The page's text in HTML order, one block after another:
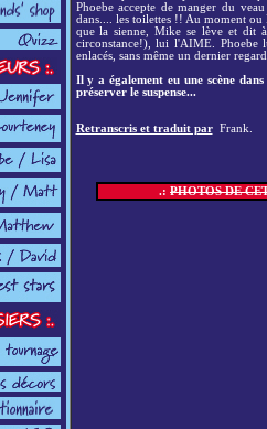
Phoebe accepte de manger du
dans.... les toilettes !! Au moment
que la sienne, Mike se lève et dit
circonstance!), lui l'AIME. Phoebe
enlacés, sans même un dernier
Il y a également eu une scène
préserver le suspense...
Retranscris et traduit parFrank.
.: PHOTOS DE